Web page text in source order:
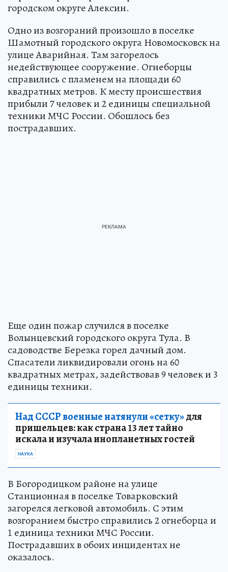
городском округе Алексин.
Одно из возгораний произошло в поселке
Шамотный городского округа Новомосковск на
улице Аварийная. Там загорелось
недействующее сооружение. Огнеборцы
справились с пламенем на площади 60
квадратных метров. К месту происшествия
прибыли 7 человек и 2 единицы специальной
техники МЧС России. Обошлось без
пострадавших.
Еще один пожар случился в поселке
Волынцевский городского округа Тула. В
садоводстве Березка горел дачный дом.
Спасатели ликвидировали огонь на 60
квадратных метрах, задействовав 9 человек и 3
единицы техники.
Над СССР военные натянули «сетку»для
пришельцев: как страна 13 лет тайно
искала и изучала инопланетных гостей
НАУКА
В Богородицком районе на улице
Станционная в поселке Товарковский
загорелся легковой автомобиль. С этим
возгоранием быстро справились 2 огнеборца и
1 единица техники МЧС России.
Пострадавших в обоих инцидентах не
оказалось.